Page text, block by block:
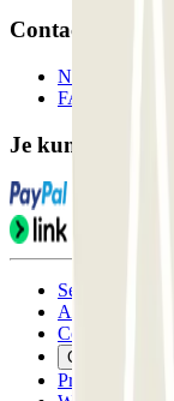
Contact
Neem contact
FAQ
Je kunt deze
Cookiebeleid
Cookies beheren
Privacybeleid